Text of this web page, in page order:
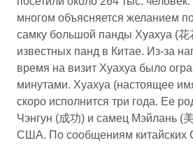
многом объясняется желанием
самку большой панды Хуахуа (花
известных панд в Китае. Из-за
время на визит Хуахуа было
минутами. Хуахуа (настоящее
скоро исполнится три года. Ее
Чэнгун (成功) и самец Мэйлань (
США. По сообщениям китайских